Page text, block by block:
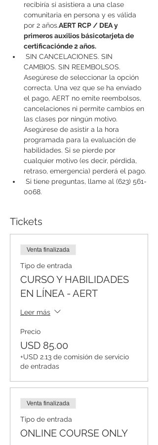
recibiría si asistiera a una clase
comunitaria en persona y es válida
por 2 años.AERT RCP / DEA y
primeros auxilios básicotarjeta de
certificaciónde 2 años.
CAMBIOS. SIN REEMBOLSOS.
Asegúrese de seleccionar la opción
correcta. Una vez que se ha enviado
el pago, AERT no emite reembolsos,
cancelaciones ni permite cambios en
las clases por ningún motivo.
Asegúrese de asistir a la hora
programada para la evaluación de
habilidades. Si se pierde por
cualquier motivo (es decir, pérdida,
retraso, emergencia) perderá el pago.
0068.
Tickets
Venta finalizada
Tipo de entrada
CURSO Y HABILIDADES
EN LÍNEA - AERT
Leer más
Precio
USD 85.00
+USD 2.13 de comisión de servicio
de entradas
Venta finalizada
Tipo de entrada
ONLINE COURSE ONLY